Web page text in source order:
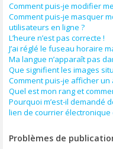
Comment puis-je modifier
Comment puis-je masquer
utilisateurs en ligne ?
L’heure n’est pas correcte !
J’ai réglé le fuseau horaire
Ma langue n’apparaît pas
Que signifient les images
Comment puis-je afficher un
Quel est mon rang et
Pourquoi m’est-il demandé
lien de courrier électronique
Problèmes de